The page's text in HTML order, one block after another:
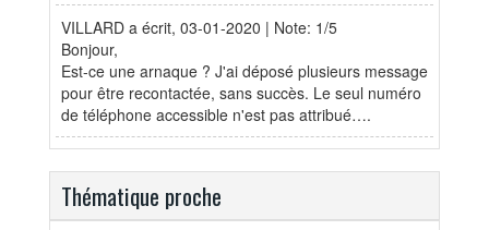
VILLARD a écrit, 03-01-2020 | Note: 1/5
Bonjour,
Est-ce une arnaque ? J'ai déposé plusieurs message
pour être recontactée, sans succès. Le seul numéro
de téléphone accessible n'est pas attribué….
Thématique proche